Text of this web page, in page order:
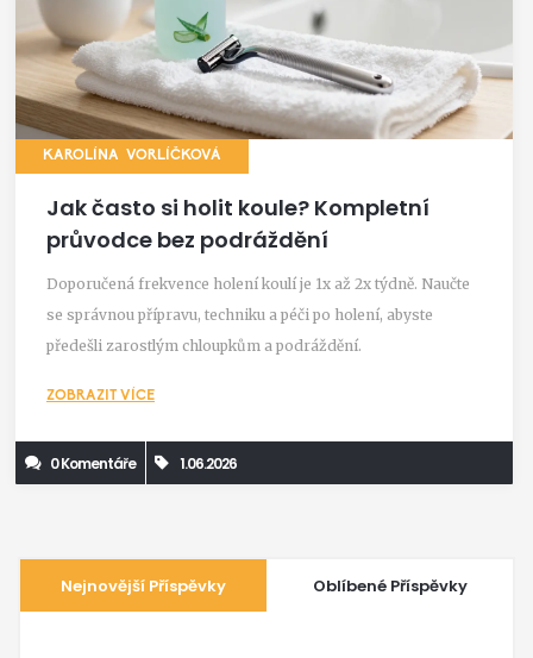
KAROLÍNA VORLÍČKOVÁ
Jak často si holit koule? Kompletní
průvodce bez podráždění
Doporučená frekvence holení koulí je 1x až 2x týdně. Naučte
se správnou přípravu, techniku a péči po holení, abyste
předešli zarostlým chloupkům a podráždění.
ZOBRAZIT VÍCE
0 Komentáře 1.06.2026
Nejnovější Příspěvky Oblíbené Příspěvky